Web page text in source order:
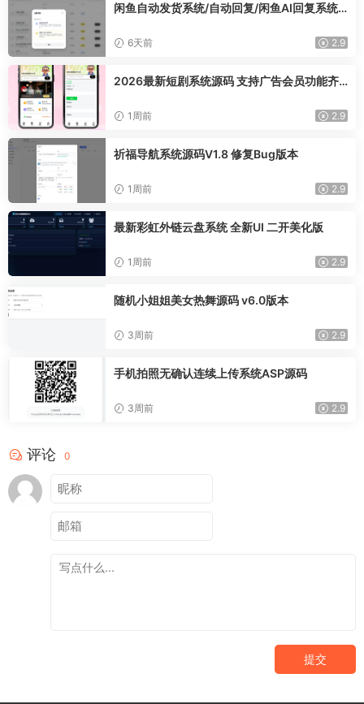
闲鱼自动发货系统/自动回复/闲鱼AI回复系统
6天前 2.9
2026最新短剧系统源码 支持广告会员功能齐
1周前 2.9
祈福导航系统源码V1.8 修复Bug版本
1周前 2.9
最新彩虹外链云盘系统 全新UI 二开美化版
1周前 2.9
随机小姐姐美女热舞源码 v6.0版本
3周前 2.9
手机拍照无确认连续上传系统ASP源码
3周前 2.9
评论 0
提交